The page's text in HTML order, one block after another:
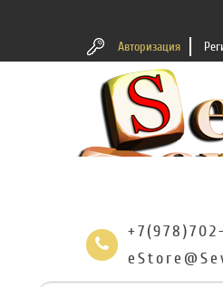
Авторизация